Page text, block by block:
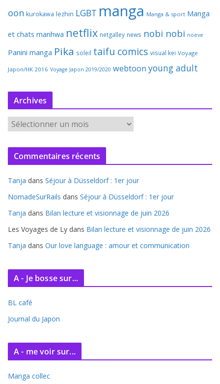
oon kurokawa lezhin LGBT manga Manga & sport Manga
et chats manhwa netflix netgalley news nobi nobi noeve
Panini manga Pika soleil taifu comics visual kei Voyage
Japon/HK 2016 Voyage Japon 2019/2020 webtoon young adult
Archives
r
c
v
e
s
Commentaires récents
Tanja dans Séjour à Düsseldorf : 1er jour
NomadeSurRails dans Séjour à Düsseldorf : 1er jour
Tanja dans Bilan lecture et visionnage de juin 2026
Les Voyages de Ly dans Bilan lecture et visionnage de juin 2026
Tanja dans Our love language : amour et communication
A - Je bosse sur...
BL café
Journal du Japon
A - me voir sur...
Manga collec